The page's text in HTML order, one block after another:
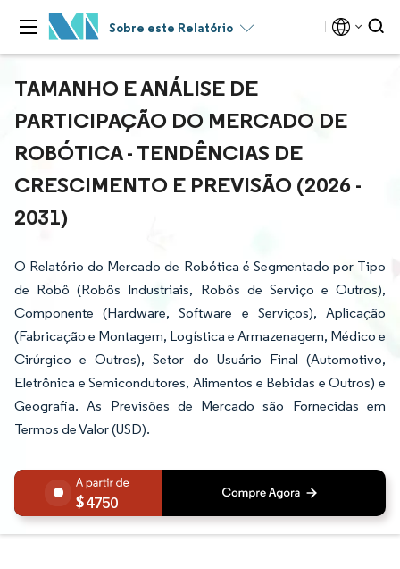
Sobre este Relatório
TAMANHO E ANÁLISE DE
PARTICIPAÇÃO DO MERCADO DE
ROBÓTICA - TENDÊNCIAS DE
CRESCIMENTO E PREVISÃO (2026 -
2031)
O Relatório do Mercado de Robótica é Segmentado por Tipo
de Robô (Robôs Industriais, Robôs de Serviço e Outros),
Componente (Hardware, Software e Serviços), Aplicação
(Fabricação e Montagem, Logística e Armazenagem, Médico e
Cirúrgico e Outros), Setor do Usuário Final (Automotivo,
Eletrônica e Semicondutores, Alimentos e Bebidas e Outros) e
Geografia. As Previsões de Mercado são Fornecidas em
Termos de Valor (USD).
4750